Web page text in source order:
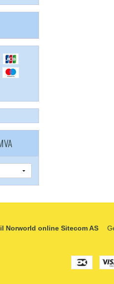
Norworld online Sitecom AS